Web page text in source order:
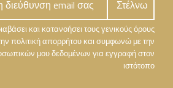
και κατανοήσει τους γενικούς όρους
πολιτική απορρήτου και συμφωνώ με την
μου δεδομένων για εγγραφή στον
ιστότοπο